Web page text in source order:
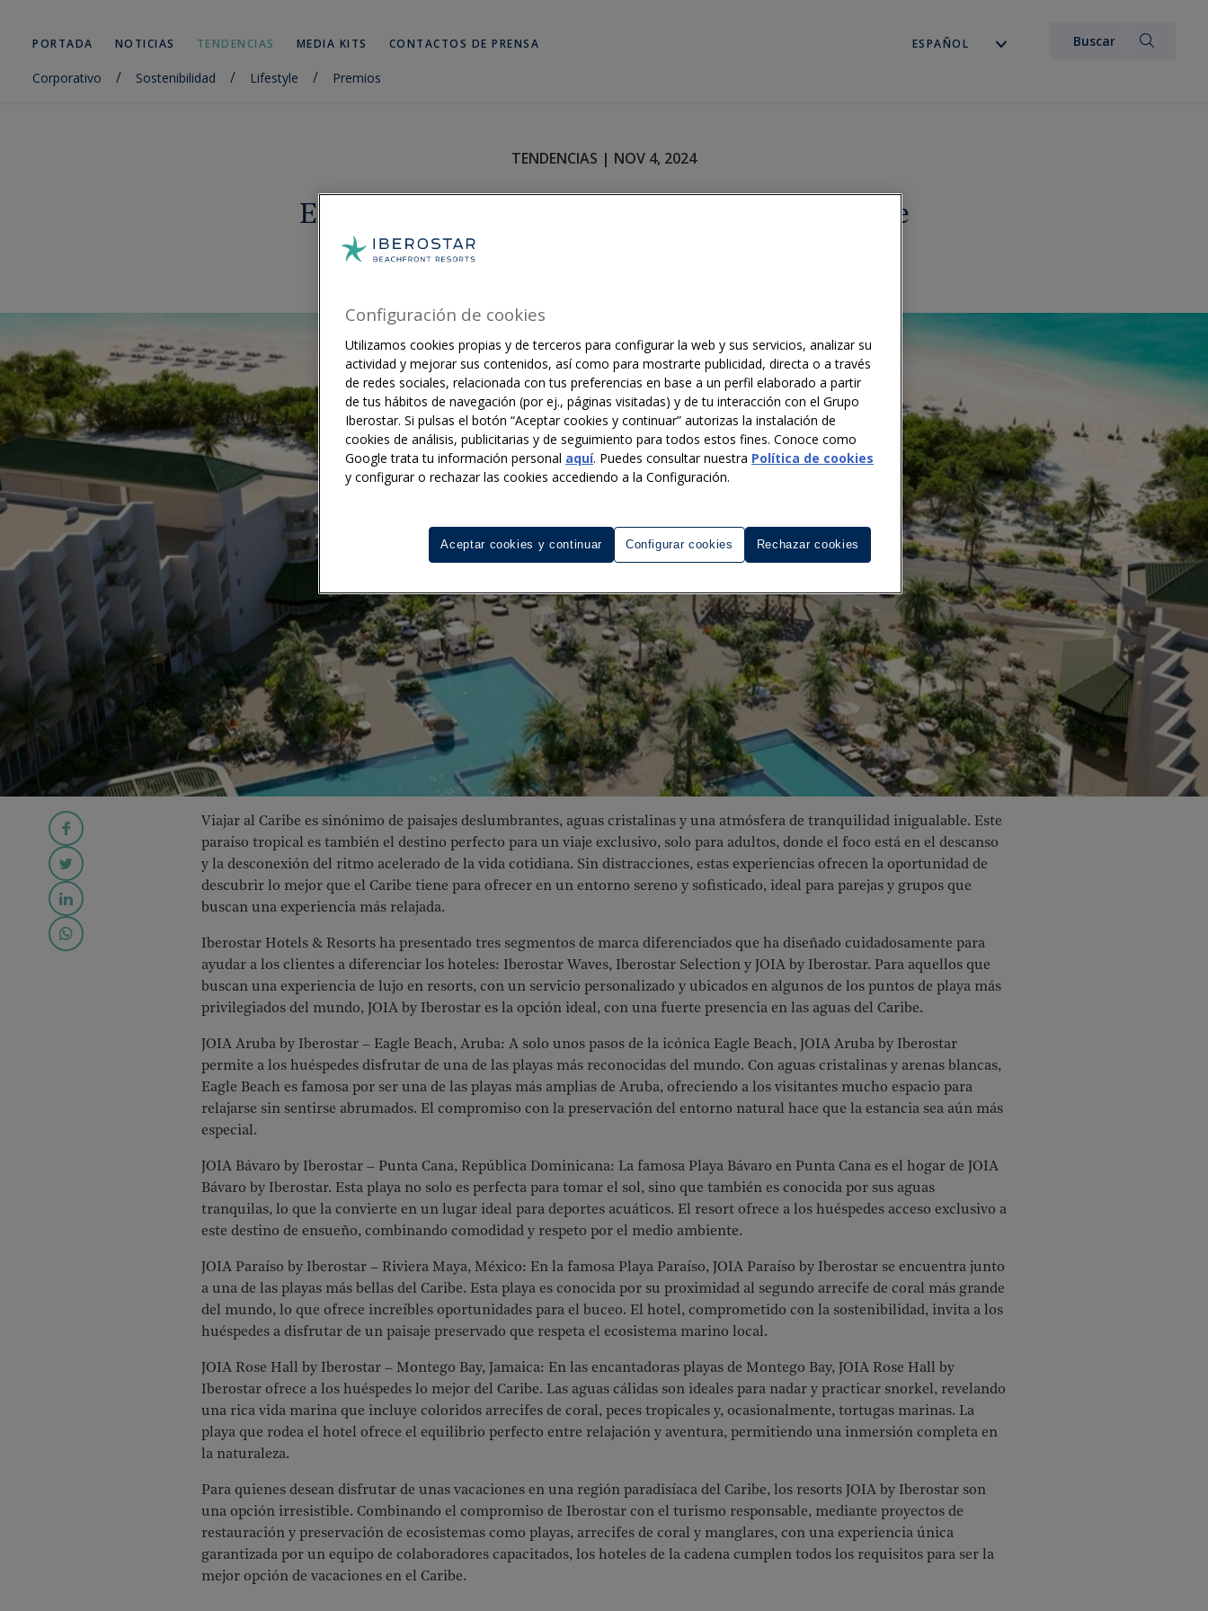
PORTADA NOTICIAS TENDENCIAS MEDIA KITS CONTACTOS DE PRENSA
Corporativo / Sostenibilidad / Lifestyle / Premios
TENDENCIAS | NOV 4, 2024
Exclusividad y relajación en las playas del Caribe
Viajar al Caribe es sinónimo de paisajes deslumbrantes, aguas cristalinas y una atmósfera de tranquilidad inigualable. Este
paraíso tropical es también el destino perfecto para un viaje exclusivo, solo para adultos, donde el foco está en el descanso
y la desconexión del ritmo acelerado de la vida cotidiana. Sin distracciones, estas experiencias ofrecen la oportunidad de
descubrir lo mejor que el Caribe tiene para ofrecer en un entorno sereno y sofisticado, ideal para parejas y grupos que
buscan una experiencia más relajada.
Iberostar Hotels & Resorts ha presentado tres segmentos de marca diferenciados que ha diseñado cuidadosamente para
ayudar a los clientes a diferenciar los hoteles: Iberostar Waves, Iberostar Selection y JOIA by Iberostar. Para aquellos que
buscan una experiencia de lujo en resorts, con un servicio personalizado y ubicados en algunos de los puntos de playa más
privilegiados del mundo, JOIA by Iberostar es la opción ideal, con una fuerte presencia en las aguas del Caribe.
JOIA Aruba by Iberostar – Eagle Beach, Aruba: A solo unos pasos de la icónica Eagle Beach, JOIA Aruba by Iberostar
permite a los huéspedes disfrutar de una de las playas más reconocidas del mundo. Con aguas cristalinas y arenas blancas,
Eagle Beach es famosa por ser una de las playas más amplias de Aruba, ofreciendo a los visitantes mucho espacio para
relajarse sin sentirse abrumados. El compromiso con la preservación del entorno natural hace que la estancia sea aún más
especial.
JOIA Bávaro by Iberostar – Punta Cana, República Dominicana: La famosa Playa Bávaro en Punta Cana es el hogar de JOIA
Bávaro by Iberostar. Esta playa no solo es perfecta para tomar el sol, sino que también es conocida por sus aguas
tranquilas, lo que la convierte en un lugar ideal para deportes acuáticos. El resort ofrece a los huéspedes acceso exclusivo a
este destino de ensueño, combinando comodidad y respeto por el medio ambiente.
JOIA Paraíso by Iberostar – Riviera Maya, México: En la famosa Playa Paraíso, JOIA Paraíso by Iberostar se encuentra junto
a una de las playas más bellas del Caribe. Esta playa es conocida por su proximidad al segundo arrecife de coral más grande
del mundo, lo que ofrece increíbles oportunidades para el buceo. El hotel, comprometido con la sostenibilidad, invita a los
huéspedes a disfrutar de un paisaje preservado que respeta el ecosistema marino local.
JOIA Rose Hall by Iberostar – Montego Bay, Jamaica: En las encantadoras playas de Montego Bay, JOIA Rose Hall by
Iberostar ofrece a los huéspedes lo mejor del Caribe. Las aguas cálidas son ideales para nadar y practicar snorkel, revelando
una rica vida marina que incluye coloridos arrecifes de coral, peces tropicales y, ocasionalmente, tortugas marinas. La
playa que rodea el hotel ofrece el equilibrio perfecto entre relajación y aventura, permitiendo una inmersión completa en
la naturaleza.
Para quienes desean disfrutar de unas vacaciones en una región paradisíaca del Caribe, los resorts JOIA by Iberostar son
una opción irresistible. Combinando el compromiso de Iberostar con el turismo responsable, mediante proyectos de
restauración y preservación de ecosistemas como playas, arrecifes de coral y manglares, con una experiencia única
garantizada por un equipo de colaboradores capacitados, los hoteles de la cadena cumplen todos los requisitos para ser la
mejor opción de vacaciones en el Caribe.
Configuración de cookies
Utilizamos cookies propias y de terceros para configurar la web y sus servicios, analizar su
actividad y mejorar sus contenidos, así como para mostrarte publicidad, directa o a través
de redes sociales, relacionada con tus preferencias en base a un perfil elaborado a partir
de tus hábitos de navegación (por ej., páginas visitadas) y de tu interacción con el Grupo
Iberostar. Si pulsas el botón “Aceptar cookies y continuar” autorizas la instalación de
cookies de análisis, publicitarias y de seguimiento para todos estos fines. Conoce como
Google trata tu información personal aquí. Puedes consultar nuestra Política de cookies
y configurar o rechazar las cookies accediendo a la Configuración.
Configurar cookies Rechazar cookies
Aceptar cookies y continuar